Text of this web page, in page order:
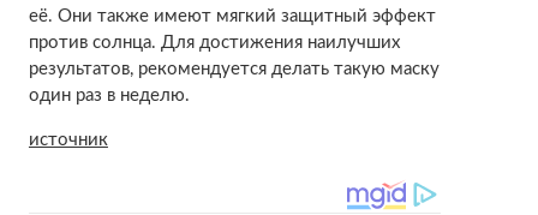
её. Они также имеют мягкий защитный эффект
против солнца. Для достижения наилучших
результатов, рекомендуется делать такую маску
один раз в неделю.
источник